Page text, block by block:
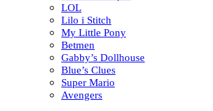
LOL
Lilo i Stitch
My Little Pony
Betmen
Gabby’s Dollhouse
Blue’s Clues
Super Mario
Avengers